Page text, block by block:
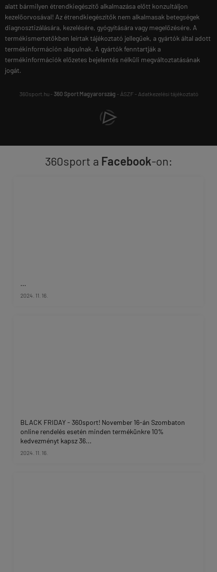
alatt bármilyen étrendkiegészítő alkalmazása előtt konzultáljon
kezelőorvosával! Az étrendkiegészítők nem alkalmasak betegségek
diagnosztizálására, kezelésére, gyógyítására vagy megelőzésére. A
termékismertetőkben leírtak tájékoztató jellegűek, a gyártók által adott
termékinformáción alapulnak. A gyártók fenntartják a
termékinformációk előzetes bejelentés nélküli megváltoztatásának
jogát.
360sport.hu - 360 Sport Magyarország - ÁSZF- Adatkezelési tájékoztató
360sport a Facebook-on:
...
2024. 11. 16.
BLACK FRIDAY - 360sport! November 16-án Szombaton
online rendelés esetén minden termékünkre 10%
kedvezményt kapsz 36...
2024. 11. 16.